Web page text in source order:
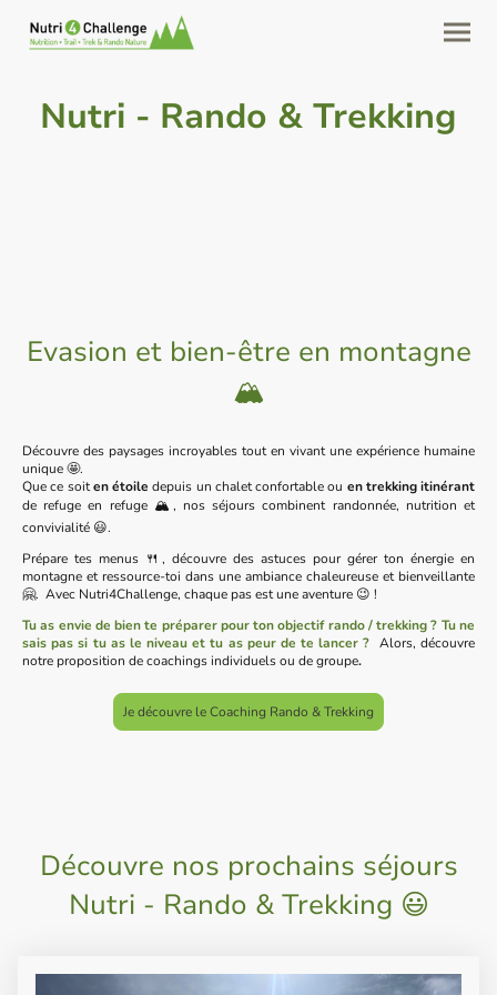
Nutri - Rando & Trekking
Evasion et bien-être en montagne
🏔️
Découvre des paysages incroyables tout en vivant une expérience humaine
unique 🤩.
Que ce soiten étoile depuis un chalet confortable ou en trekking itinérant
de refuge en refuge 🏔️, nos séjours combinent randonnée, nutrition et
convivialité 😃.
Prépare tes menus 🍴, découvre des astuces pour gérer ton énergie en
montagne et ressource-toi dans une ambiance chaleureuse et bienveillante
🤗. Avec Nutri4Challenge, chaque pas est une aventure 😉 !
Tu as envie de bien te préparer pour ton objectif rando / trekking ? Tu ne
sais pas si tu as le niveau et tu as peur de te lancer ? Alors, découvre
notre proposition de coachings individuels ou de groupe.
Je découvre le Coaching Rando & Trekking
Découvre nos prochains séjours
Nutri - Rando & Trekking 😃